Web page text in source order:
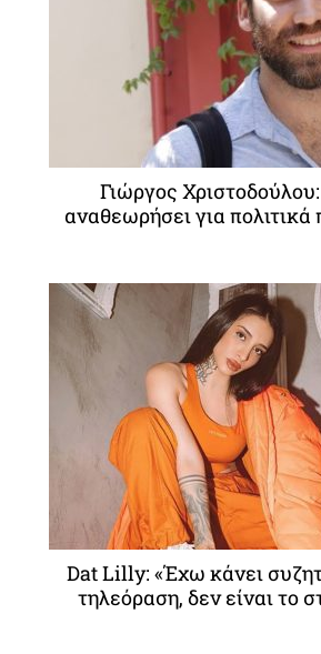
Γιώργος
αναθεωρήσει για
Dat Lilly: «Έχω κάνει
τηλεόραση, δεν είναι το